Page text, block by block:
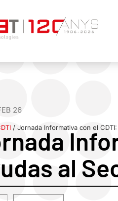
26
/Jornada Informativa con el
al